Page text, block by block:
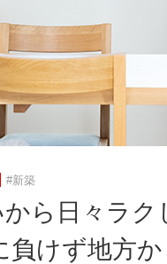
#新築
から日々ラ
負けず地方